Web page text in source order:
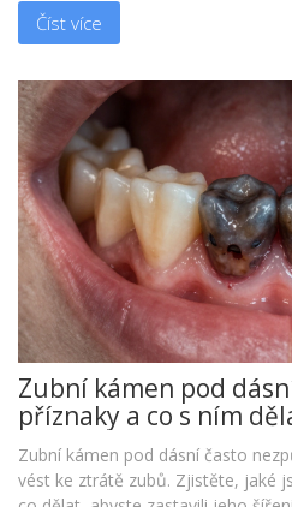
Číst více
Zubní kámen pod
příznaky a co s ním
Zubní kámen pod dásní často
vést ke ztrátě zubů. Zjistěte, jaké